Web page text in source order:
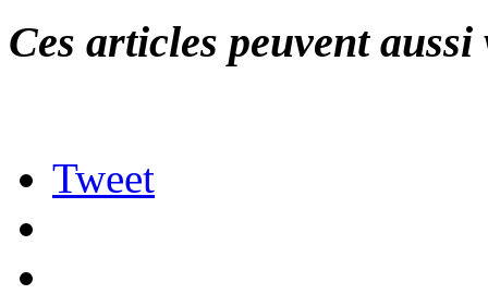
Ces articles peuvent
Tweet